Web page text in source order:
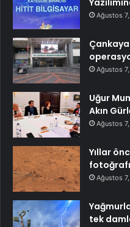
Ağustos
Ağustos
Uğur
Akın
Ağustos
Yıllar
Ağustos
tek